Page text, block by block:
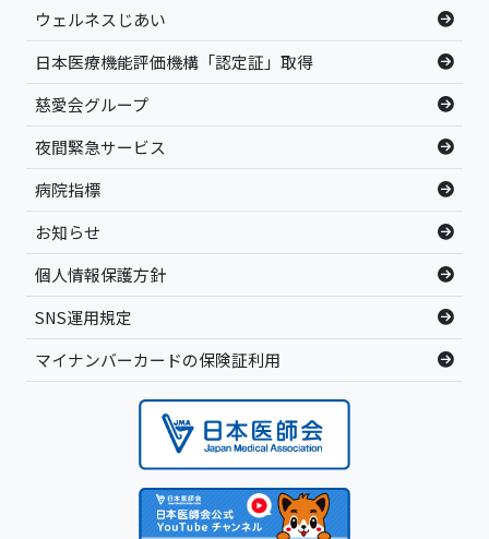
ウェルネスじあい
日本医療機能評価機構「認定証」取得
慈愛会グループ
夜間緊急サービス
病院指標
お知らせ
個人情報保護方針
SNS運用規定
マイナンバーカードの保険証利用